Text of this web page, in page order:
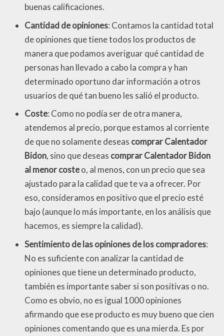
buenas calificaciones.
Cantidad de opiniones: Contamos la cantidad total
de opiniones que tiene todos los productos de
manera que podamos averiguar qué cantidad de
personas han llevado a cabo la compra y han
determinado oportuno dar información a otros
usuarios de qué tan bueno les salió el producto.
Coste: Como no podía ser de otra manera,
atendemos al precio, porque estamos al corriente
de que no solamente deseas comprar Calentador
Bidon, sino que deseas comprar Calentador Bidon
al menor costeo, al menos, con un precio que sea
ajustado para la calidad que te va a ofrecer. Por
eso, consideramos en positivo que el precio esté
bajo (aunque lo más importante, en los análisis que
hacemos, es siempre la calidad).
Sentimiento de las opiniones de los compradores:
No es suficiente con analizar la cantidad de
opiniones que tiene un determinado producto,
también es importante saber si son positivas o no.
Como es obvio, no es igual 1000 opiniones
afirmando que ese producto es muy bueno que cien
opiniones comentando que es una mierda. Es por